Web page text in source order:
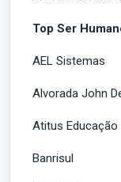
Top Ser
AEL Sistemas
Alvorada John
Atitus Educação
Banrisul